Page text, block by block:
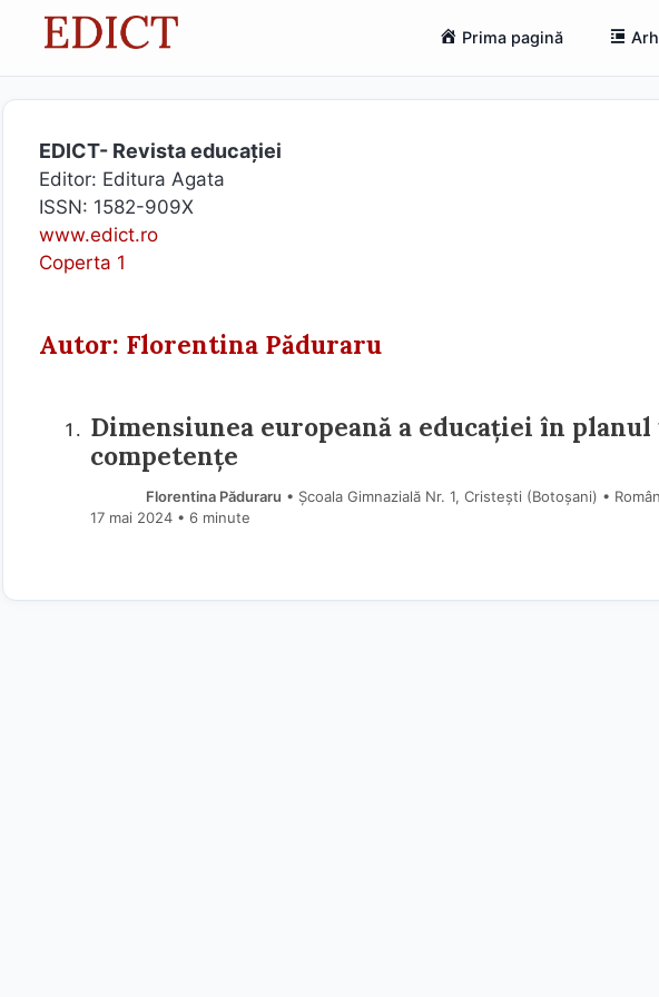
Prima pagină
EDICT- Revista educației
Editor: Editura Agata
ISSN: 1582-909X
www.edict.ro
Coperta 1
Autor: Florentina Păduraru
Dimensiunea europeană a educației în
competențe
Florentina Păduraru • Școala Gimnazială Nr. 1, Cristești (Botoşani) •
17 mai 2024 • 6 minute